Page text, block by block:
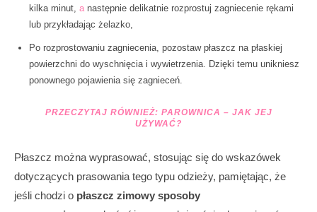
kilka minut, a następnie delikatnie rozprostuj zagniecenie rękami
lub przykładając żelazko,
Po rozprostowaniu zagniecenia, pozostaw płaszcz na płaskiej
powierzchni do wyschnięcia i wywietrzenia. Dzięki temu unikniesz
ponownego pojawienia się zagnieceń.
PRZECZYTAJ RÓWNIEŻ: PAROWNICA – JAK JEJ
UŻYWAĆ?
Płaszcz można wyprasować, stosując się do wskazówek
dotyczących prasowania tego typu odzieży, pamiętając, że
jeśli chodzi o płaszcz zimowy sposoby